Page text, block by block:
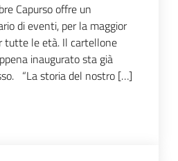
Capurso offre un
di eventi, per la maggior
tutte le età. Il cartellone
inaugurato sta già
“La storia del nostro […]